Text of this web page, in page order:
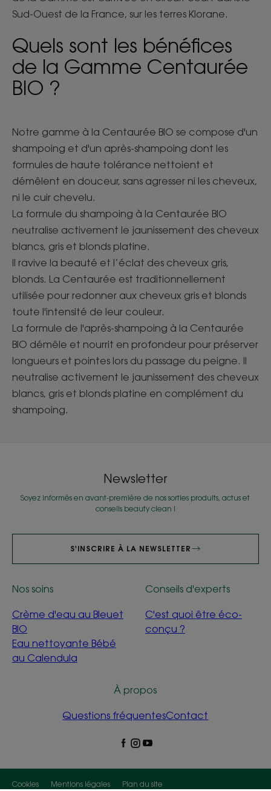
Sud-Ouest de la France, sur les terres Klorane.
Quels sont les bénéfices
de la Gamme Centaurée
BIO ?
Notre gamme à la Centaurée BIO se compose d'un
shampoing et d'un après-shampoing dont les
formules de haute tolérance nettoient et
démêlent en douceur, sans agresser ni les cheveux,
ni le cuir chevelu.
La formule du shampoing à la Centaurée BIO
neutralise activement le jaunissement des cheveux
blancs, gris et blonds platine.
Il ravive la beauté et l’éclat des cheveux gris,
blonds. La Centaurée est traditionnellement
utilisée pour redonner aux cheveux gris et blonds
toute l'intensité de leur couleur.
La formule de l'après-shampoing à la Centaurée
BIO démêle et nourrit en profondeur pour préserver
longueurs et pointes lors du passage du peigne. Il
neutralise activement le jaunissement des cheveux
blancs, gris et blonds platine en complément du
shampoing.
Newsletter
Soyez informés en avant-première de nos sorties produits, actus et
conseils beauty clean !
S'INSCRIRE À LA NEWSLETTER
Nos soins
Crème d'eau au Bleuet
BIO
Eau nettoyante Bébé
au Calendula
Conseils d'experts
C'est quoi être éco-
conçu ?
À propos
Questions fréquentesContact
Cookies Mentions légales Plan du site